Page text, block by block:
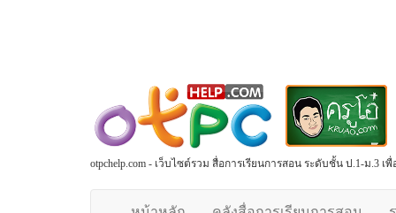
otpchelp.com - เว็บไซต์รวม สื่อการเรียนการสอน ระดับชั้น ป.1-ม.3 เ